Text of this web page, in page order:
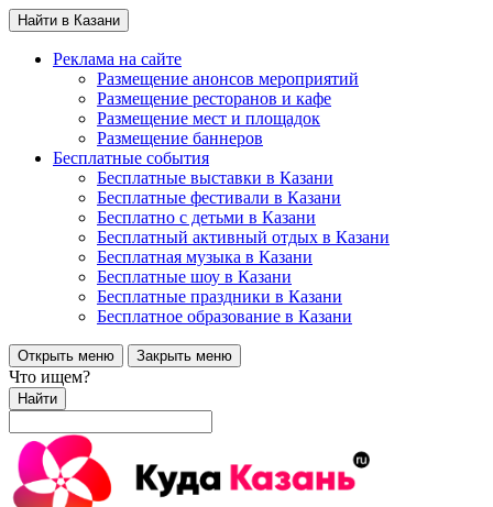
Найти в Казани
Реклама на сайте
Размещение анонсов мероприятий
Размещение ресторанов и кафе
Размещение мест и площадок
Размещение баннеров
Бесплатные события
Бесплатные выставки в Казани
Бесплатные фестивали в Казани
Бесплатно с детьми в Казани
Бесплатный активный отдых в Казани
Бесплатная музыка в Казани
Бесплатные шоу в Казани
Бесплатные праздники в Казани
Бесплатное образование в Казани
Открыть меню Закрыть меню
Что ищем?
Найти